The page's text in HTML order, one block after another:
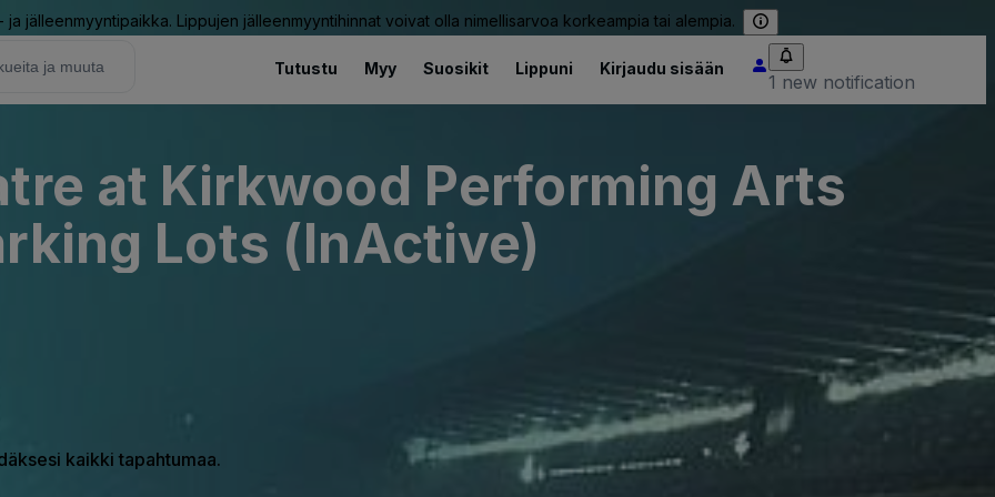
ja jälleenmyyntipaikka. Lippujen jälleenmyyntihinnat voivat olla nimellisarvoa korkeampia tai alempia.
Tutustu Myy Suosikit Lippuni Kirjaudu sisään
1 new notification
at Kirkwood Performing Arts
Lots (InActive)
kaikki tapahtumaa.